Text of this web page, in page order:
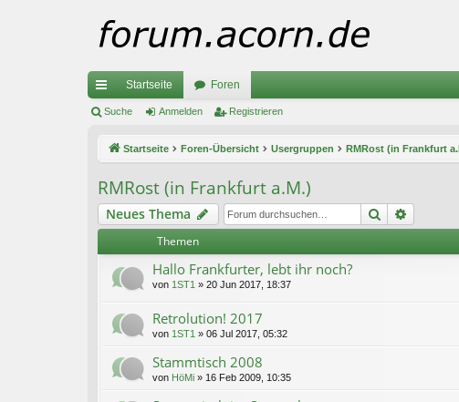
ch
ug
riff
Startseite Foren
Suche Anmelden Registrieren
Startseite Foren-Übersicht Usergruppen RMRost (in Frankfurt
RMRost (in Frankfurt a.M.)
Neues Thema Suche
Themen
Hallo Frankfurter, lebt ihr noch?
von 1ST1 » 20 Jun 2017, 18:37
Retrolution! 2017
von 1ST1 » 06 Jul 2017, 05:32
Stammtisch 2008
von HöMi » 16 Feb 2009, 10:35